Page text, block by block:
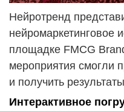
Нейротренд
нейромаркетинговое
площадке FMCG
мероприятия смогли
и получить
Интерактивное